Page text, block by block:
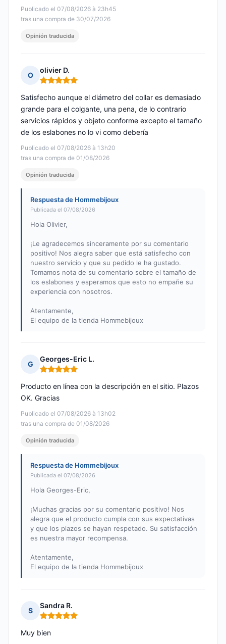
Publicado el 07/08/2026 à 23h45
tras una compra de 30/07/2026
Opinión traducida
O
olivier D.
Nota: 5 de 5
Publicado el 07/08/2026 à 13h20
tras una compra de 01/08/2026
Satisfecho aunque el diámetro del collar es demasiado
grande para el colgante, una pena, de lo contrario
servicios rápidos y objeto conforme excepto el tamaño
de los eslabones no lo vi como debería
Opinión traducida
Respuesta de Hommebijoux
Publicada el 07/08/2026
Hola Olivier,
¡Le agradecemos sinceramente por su comentario
positivo! Nos alegra saber que está satisfecho con
nuestro servicio y que su pedido le ha gustado.
Tomamos nota de su comentario sobre el tamaño de
los eslabones y esperamos que esto no empañe su
experiencia con nosotros.
Atentamente,
El equipo de la tienda Hommebijoux
G
Georges-Eric L.
Nota: 5 de 5
Publicado el 07/08/2026 à 13h02
tras una compra de 01/08/2026
Producto en línea con la descripción en el sitio. Plazos
OK. Gracias
Opinión traducida
Respuesta de Hommebijoux
Publicada el 07/08/2026
Hola Georges-Eric,
¡Muchas gracias por su comentario positivo! Nos
alegra que el producto cumpla con sus expectativas
y que los plazos se hayan respetado. Su satisfacción
es nuestra mayor recompensa.
Atentamente,
El equipo de la tienda Hommebijoux
S
Sandra R.
Nota: 5 de 5
Muy bien